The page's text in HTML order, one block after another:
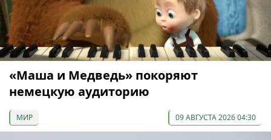
«Маша и Медведь» покоряют
немецкую аудиторию
МИР 09 АВГУСТА 2026 04:30